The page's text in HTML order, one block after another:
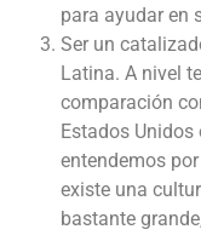
para ayudar en
Ser un
Latina. A nivel
comparación
Estados Unidos
entendemos
existe una
bastante